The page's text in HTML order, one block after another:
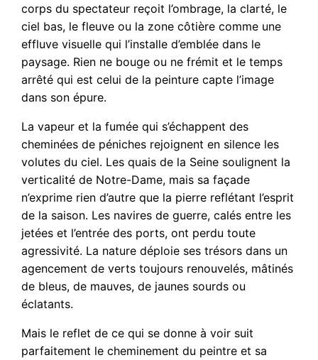
corps du spectateur reçoit l’ombrage, la clarté, le
ciel bas, le fleuve ou la zone côtière comme une
effluve visuelle qui l’installe d’emblée dans le
paysage. Rien ne bouge ou ne frémit et le temps
arrêté qui est celui de la peinture capte l’image
dans son épure.
La vapeur et la fumée qui s’échappent des
cheminées de péniches rejoignent en silence les
volutes du ciel. Les quais de la Seine soulignent la
verticalité de Notre-Dame, mais sa façade
n’exprime rien d’autre que la pierre reflétant l’esprit
de la saison. Les navires de guerre, calés entre les
jetées et l’entrée des ports, ont perdu toute
agressivité. La nature déploie ses trésors dans un
agencement de verts toujours renouvelés, mâtinés
de bleus, de mauves, de jaunes sourds ou
éclatants.
Mais le reflet de ce qui se donne à voir suit
parfaitement le cheminement du peintre et sa